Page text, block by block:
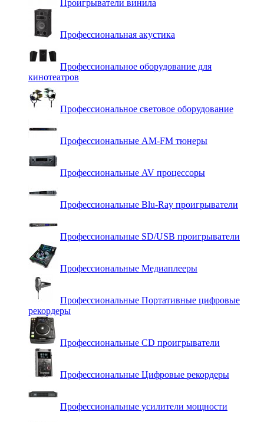
Проигрыватели винила
Профессиональная акустика
Профессиональное оборудование для
кинотеатров
Профессиональное световое оборудование
Профессиональные AM-FM тюнеры
Профессиональные AV процессоры
Профессиональные Blu-Ray проигрыватели
Профессиональные SD/USB проигрыватели
Профессиональные Медиаплееры
Профессиональные Портативные цифровые
рекордеры
Профессиональные СD проигрыватели
Профессиональные Цифровые рекордеры
Профессиональные усилители мощности